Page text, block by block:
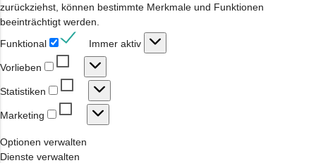
zurückziehst, können bestimmte Merkmale und Funktionen
beeinträchtigt werden.
Funktional
Immer aktiv
Vorlieben
Vorlieben
Statistiken
Statistiken
Marketing
Marketing
Optionen verwalten
Dienste verwalten